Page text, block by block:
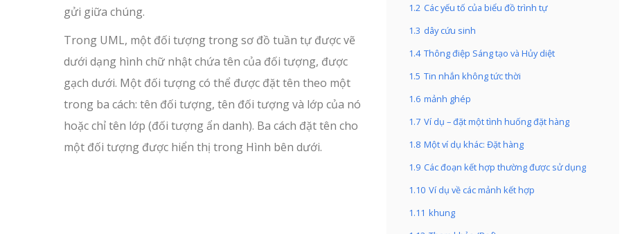
1.2 Các yếu tố của biểu đồ trình tự
1.3 dây cứu sinh
1.4 Thông điệp Sáng tạo và Hủy diệt
1.5 Tin nhắn không tức thời
1.6 mảnh ghép
1.7 Ví dụ – đặt một tình huống đặt hàng
1.8 Một ví dụ khác: Đặt hàng
1.9 Các đoạn kết hợp thường được sử dụng
1.10 Ví dụ về các mảnh kết hợp
1.11 khung
gửi giữa chúng.
Trong UML, một đối tượng trong sơ đồ tuần tự được vẽ
dưới dạng hình chữ nhật chứa tên của đối tượng, được
gạch dưới. Một đối tượng có thể được đặt tên theo một
trong ba cách: tên đối tượng, tên đối tượng và lớp của nó
hoặc chỉ tên lớp (đối tượng ẩn danh). Ba cách đặt tên cho
một đối tượng được hiển thị trong Hình bên dưới.